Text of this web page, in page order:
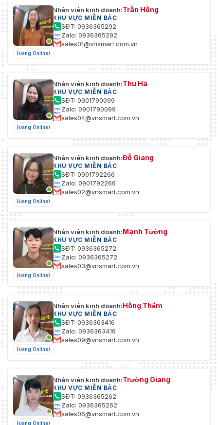
(Đang Online)
Nhân viên kinh doanh:Trần Hồng
KHU VỰC MIỀN BẮC
SĐT: 0936365292
Zalo: 0936365292
sales01@vnsmart.com.vn
(Đang Online)
Nhân viên kinh doanh:Thu Hà
KHU VỰC MIỀN BẮC
SĐT: 0901790099
Zalo: 0901790099
sales04@vnsmart.com.vn
(Đang Online)
Nhân viên kinh doanh:Đỗ Giang
KHU VỰC MIỀN BẮC
SĐT: 0901792266
Zalo: 0901792266
sales02@vnsmart.com.vn
(Đang Online)
Nhân viên kinh doanh:Mạnh Tường
KHU VỰC MIỀN BẮC
SĐT: 0936365272
Zalo: 0936365272
sales03@vnsmart.com.vn
(Đang Online)
Nhân viên kinh doanh:Hồng Thắm
KHU VỰC MIỀN BẮC
SĐT: 0936363416
Zalo: 0936363416
sales09@vnsmart.com.vn
(Đang Online)
Nhân viên kinh doanh:Trường Giang
KHU VỰC MIỀN BẮC
SĐT: 0936365262
Zalo: 0936365262
sales06@vnsmart.com.vn